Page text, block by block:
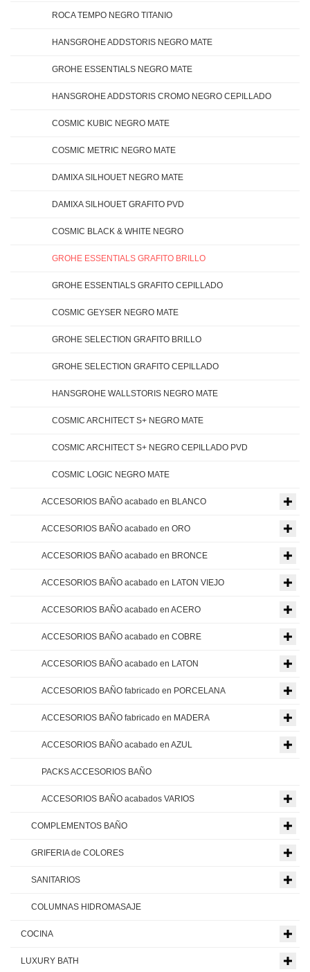
ROCA TEMPO NEGRO TITANIO
HANSGROHE ADDSTORIS NEGRO MATE
GROHE ESSENTIALS NEGRO MATE
HANSGROHE ADDSTORIS CROMO NEGRO CEPILLADO
COSMIC KUBIC NEGRO MATE
COSMIC METRIC NEGRO MATE
DAMIXA SILHOUET NEGRO MATE
DAMIXA SILHOUET GRAFITO PVD
COSMIC BLACK & WHITE NEGRO
GROHE ESSENTIALS GRAFITO BRILLO
GROHE ESSENTIALS GRAFITO CEPILLADO
COSMIC GEYSER NEGRO MATE
GROHE SELECTION GRAFITO BRILLO
GROHE SELECTION GRAFITO CEPILLADO
HANSGROHE WALLSTORIS NEGRO MATE
COSMIC ARCHITECT S+ NEGRO MATE
COSMIC ARCHITECT S+ NEGRO CEPILLADO PVD
COSMIC LOGIC NEGRO MATE
ACCESORIOS BAÑO acabado en BLANCO
ACCESORIOS BAÑO acabado en ORO
ACCESORIOS BAÑO acabado en BRONCE
ACCESORIOS BAÑO acabado en LATON VIEJO
ACCESORIOS BAÑO acabado en ACERO
ACCESORIOS BAÑO acabado en COBRE
ACCESORIOS BAÑO acabado en LATON
ACCESORIOS BAÑO fabricado en PORCELANA
ACCESORIOS BAÑO fabricado en MADERA
ACCESORIOS BAÑO acabado en AZUL
PACKS ACCESORIOS BAÑO
ACCESORIOS BAÑO acabados VARIOS
COMPLEMENTOS BAÑO
GRIFERIA de COLORES
SANITARIOS
COLUMNAS HIDROMASAJE
COCINA
LUXURY BATH